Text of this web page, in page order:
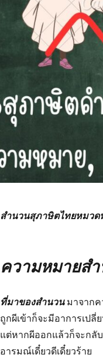
สำนวนสุภาษิตไทยหมวด
ความหมายส
ที่มาของสำนวนมาจากค
ถูกผีเข้าก็จะมีอาการเปลี่
แต่หากผีออกแล้วก็จะกลั
อารมณ์เดี๋ยวดีเดี๋ยวร้าย